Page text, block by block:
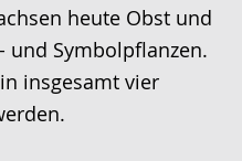
heute Obst und
und Symbolpflanzen.
insgesamt vier